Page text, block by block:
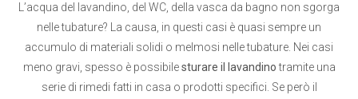
L’acqua del lavandino, del WC, della vasca da bagno non sgorga
nelle tubature? La causa, in questi casi è quasi sempre un
accumulo di materiali solidi o melmosi nelle tubature. Nei casi
meno gravi, spesso è possibilesturare il lavandinotramite una
serie di rimedi fatti in casa o prodotti specifici. Se però il